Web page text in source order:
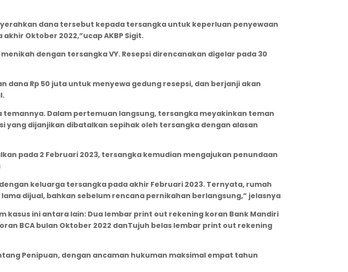
dana tersebut kepada tersangka untuk keperluan penyewaan
Oktober 2022,”ucap AKBP Sigit.
dengan tersangka VY. Resepsi direncanakan digelar pada 30
Rp 50 juta untuk menyewa gedung resepsi, dan berjanji akan
Dalam pertemuan langsung, tersangka meyakinkan teman
dijanjikan dibatalkan sepihak oleh tersangka dengan alasan
pada 2 Februari 2023, tersangka kemudian mengajukan penundaan
keluarga tersangka pada akhir Februari 2023. Ternyata, rumah
dijual, bahkan sebelum rencana pernikahan berlangsung,” jelasnya
ini antara lain: Dua lembar print out rekening koran Bank Mandiri
BCA bulan Oktober 2022 danTujuh belas lembar print out rekening
Penipuan, dengan ancaman hukuman maksimal empat tahun